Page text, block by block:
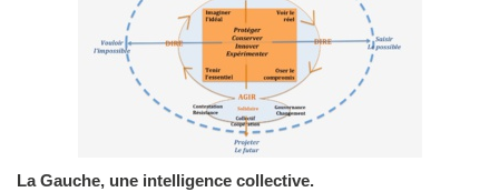
La Gauche, une intelligence collective.